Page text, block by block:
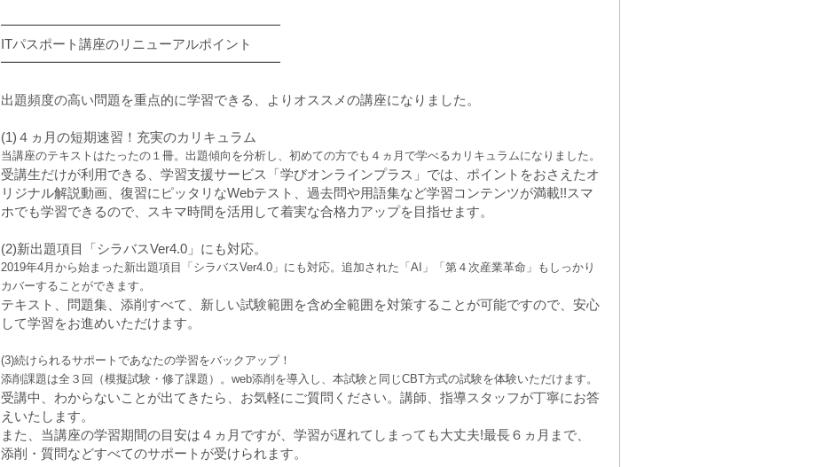
━━━━━━━━━━━━━━━━━━━━━
ITパスポート講座のリニューアルポイント
━━━━━━━━━━━━━━━━━━━━━
出題頻度の高い問題を重点的に学習できる、よりオススメの講座になりました。
(1)４ヵ月の短期速習！充実のカリキュラム
当講座のテキストはたったの１冊。出題傾向を分析し、初めての方でも４ヵ月で学べるカリキュラムになりました。
受講生だけが利用できる、学習支援サービス「学びオンラインプラス」では、ポイントをおさえたオ
リジナル解説動画、復習にピッタリなWebテスト、過去問や用語集など学習コンテンツが満載!!スマ
ホでも学習できるので、スキマ時間を活用して着実な合格力アップを目指せます。
(2)新出題項目「シラバスVer4.0」にも対応。
2019年4月から始まった新出題項目「シラバスVer4.0」にも対応。追加された「AI」「第４次産業革命」もしっかり
カバーすることができます。
テキスト、問題集、添削すべて、新しい試験範囲を含め全範囲を対策することが可能ですので、安心
して学習をお進めいただけます。
(3)続けられるサポートであなたの学習をバックアップ！
添削課題は全３回（模擬試験・修了課題）。web添削を導入し、本試験と同じCBT方式の試験を体験いただけます。
受講中、わからないことが出てきたら、お気軽にご質問ください。講師、指導スタッフが丁寧にお答
えいたします。
また、当講座の学習期間の目安は４ヵ月ですが、学習が遅れてしまっても大丈夫!最長６ヵ月まで、
添削・質問などすべてのサポートが受けられます。